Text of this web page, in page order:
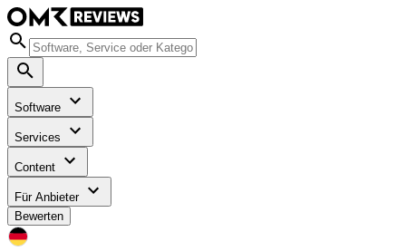
Software
Services
Content
Für Anbieter
Bewerten